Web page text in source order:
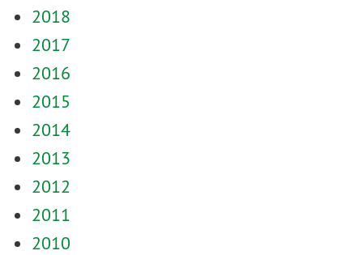
2018
2017
2016
2015
2014
2013
2012
2011
2010